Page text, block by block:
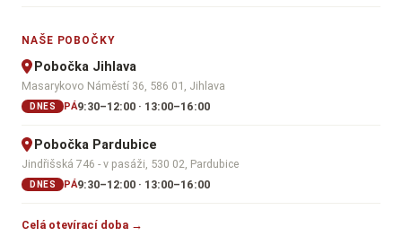
NAŠE POBOČKY
Pobočka Jihlava
Masarykovo Náměstí 36, 586 01, Jihlava
DNES PÁ9:30–12:00 · 13:00–16:00
Pobočka Pardubice
Jindřišská 746 - v pasáži, 530 02, Pardubice
DNES PÁ9:30–12:00 · 13:00–16:00
Celá otevírací doba →